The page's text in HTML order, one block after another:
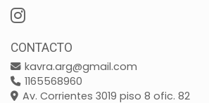
CONTACTO
kavra.arg@gmail.com
1165568960
Av. Corrientes 3019 piso 8 ofic. 82